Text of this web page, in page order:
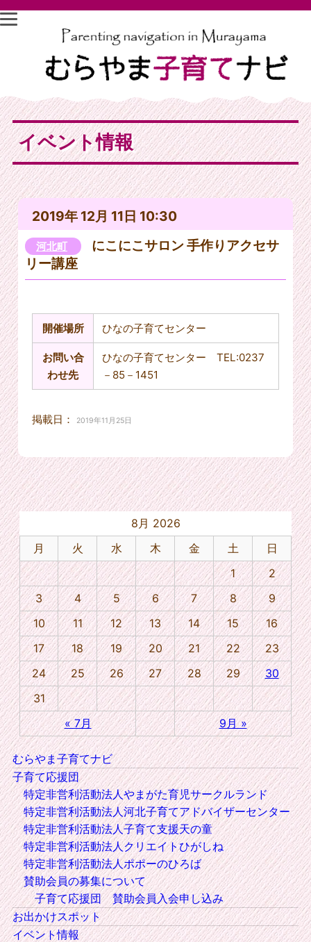
イベント情報
2019年 12月 11日 10:30
河北町
にこにこサロン 手作りアクセサ
リー講座
開催場所 ひなの子育てセンター
お問い合
わせ先
ひなの子育てセンター TEL:0237
－85－1451
掲載日： 2019年11月25日
8月 2026
月
火 水 木 金 土
日
1
2
3
4 5 6 7 8
9
10
11 12 13 14 15
16
17
18 19 20 21 22
23
24
25 26 27 28 29
30
31
« 7月
9月 »
むらやま子育てナビ
子育て応援団
特定非営利活動法人やまがた育児サークルランド
特定非営利活動法人河北子育てアドバイザーセンター
特定非営利活動法人子育て支援天の童
特定非営利活動法人クリエイトひがしね
特定非営利活動法人ポポーのひろば
賛助会員の募集について
子育て応援団 賛助会員入会申し込み
お出かけスポット
イベント情報